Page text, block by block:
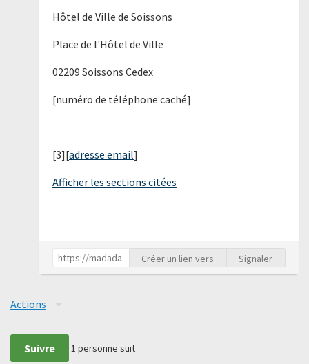
Hôtel de Ville de Soissons
Place de l'Hôtel de Ville
02209 Soissons Cedex
[numéro de téléphone caché]
[3][adresse email]
Afficher les sections citées
Créer un lien vers Signaler
Actions
Suivre 1 personne suit